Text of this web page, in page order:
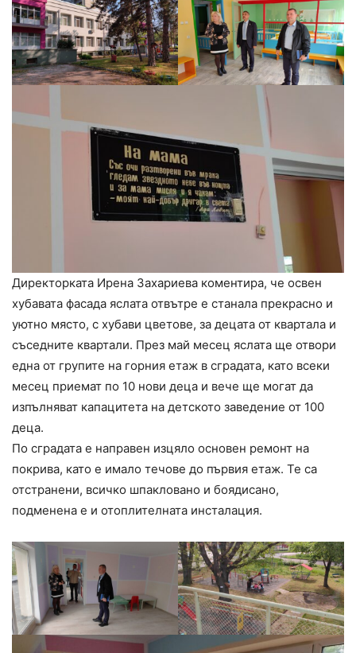
Директорката Ирена Захариева коментира, че освен
хубавата фасада яслата отвътре е станала прекрасно и
уютно място, с хубави цветове, за децата от квартала и
съседните квартали. През май месец яслата ще отвори
една от групите на горния етаж в сградата, като всеки
месец приемат по 10 нови деца и вече ще могат да
изпълняват капацитета на детското заведение от 100
деца.
По сградата е направен изцяло основен ремонт на
покрива, като е имало течове до първия етаж. Те са
отстранени, всичко шпакловано и боядисано,
подменена е и отоплителната инсталация.